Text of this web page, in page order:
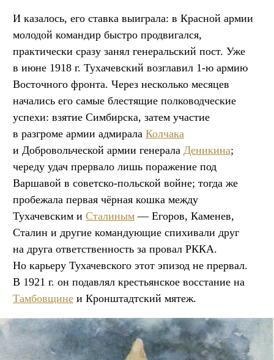
И казалось, его ставка выиграла: в Красной армии
молодой командир быстро продвигался,
практически сразу занял генеральский пост. Уже
в июне 1918 г. Тухачевский возглавил 1-ю армию
Восточного фронта. Через несколько месяцев
начались его самые блестящие полководческие
успехи: взятие Симбирска, затем участие
в разгроме армии адмирала Колчака
и Добровольческой армии генерала Деникина;
череду удач прервало лишь поражение под
Варшавой в советско-польской войне; тогда же
пробежала первая чёрная кошка между
Тухачевским и Сталиным — Егоров, Каменев,
Сталин и другие командующие спихивали друг
на друга ответственность за провал РККА.
Но карьеру Тухачевского этот эпизод не прервал.
В 1921 г. он подавлял крестьянское восстание на
Тамбовщине и Кронштадтский мятеж.